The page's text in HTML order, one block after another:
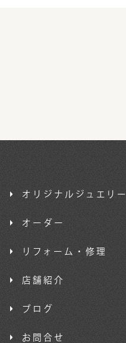
オリジナルジュエリー
オーダー
リフォーム・修理
店舗紹介
ブログ
お問合せ